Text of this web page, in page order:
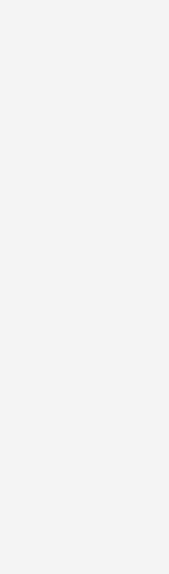
und drei Unternehmen
vier Jahren mit insgesamt
wollen sich unter anderem mit
der Nutzung von Biokohle
Verbrennungsanlagen
Kampf gegen
an "Biochar Europe", auch drei
wird das Vorhaben von
an der Martin-
Das Projekt findet im Rahmen des
Union statt und wird in
Euro gefördert.
im Kampf gegen den
mehrere tausend Jahre speichern
erläutert Glaser.
Materialien. "Ihre
die der Atmosphäre aktiv
Ihre Wirkung und
weitgehend unerforscht.
Europa
zu diesem Thema zusammen zu
ein europaweites Netzwerk für
zum Thema Biokohle schaffen.
in Europa voranzutreiben. In vier